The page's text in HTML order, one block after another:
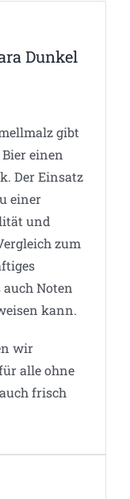
Dunkel
gibt
einen
Der Einsatz
einer
und
zum
Noten
kann.
wir
alle ohne
frisch